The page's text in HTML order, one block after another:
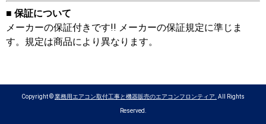
■ 保証について
メーカーの保証付きです!! メーカーの保証規定に準じま
す。規定は商品により異なります。
Copyright ©業務用エアコン取付工事と機器販売のエアコンフロンティア. All Rights
Reserved.